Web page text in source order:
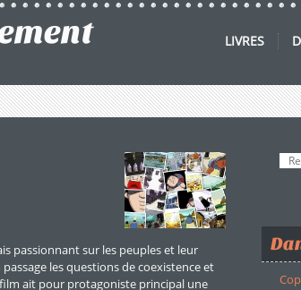
LIVRES
passionnant sur les peuples et leur
les questions de coexistence et
film ait pour protagoniste principal une